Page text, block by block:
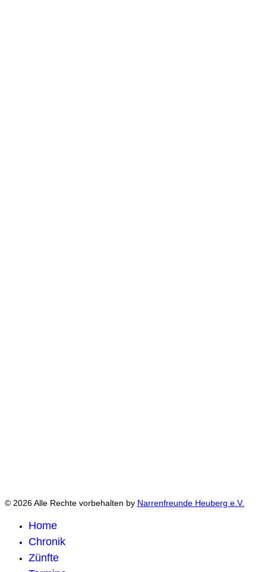
© 2026 Alle Rechte vorbehalten by Narrenfreunde Heuberg e.V.
Home
Chronik
Zünfte